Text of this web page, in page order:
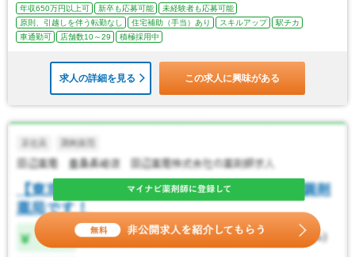
年収650万円以上可 新卒も応募可能
未経験者も応募可能
原則、引越しを伴う転勤なし
住宅補助（手当）あり スキルアップ
駅チカ
車通勤可
店舗数10～29 積極採用中
求人の詳細を見る この求人に興味がある